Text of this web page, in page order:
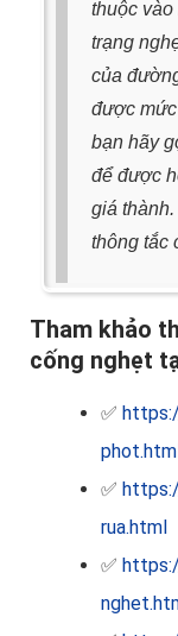
thuộc
trạng
của
được
bạn hãy
để được
giá
thông tắc
Tham khảo
cống nghẹt
✅
phot.html
✅
rua.html
✅